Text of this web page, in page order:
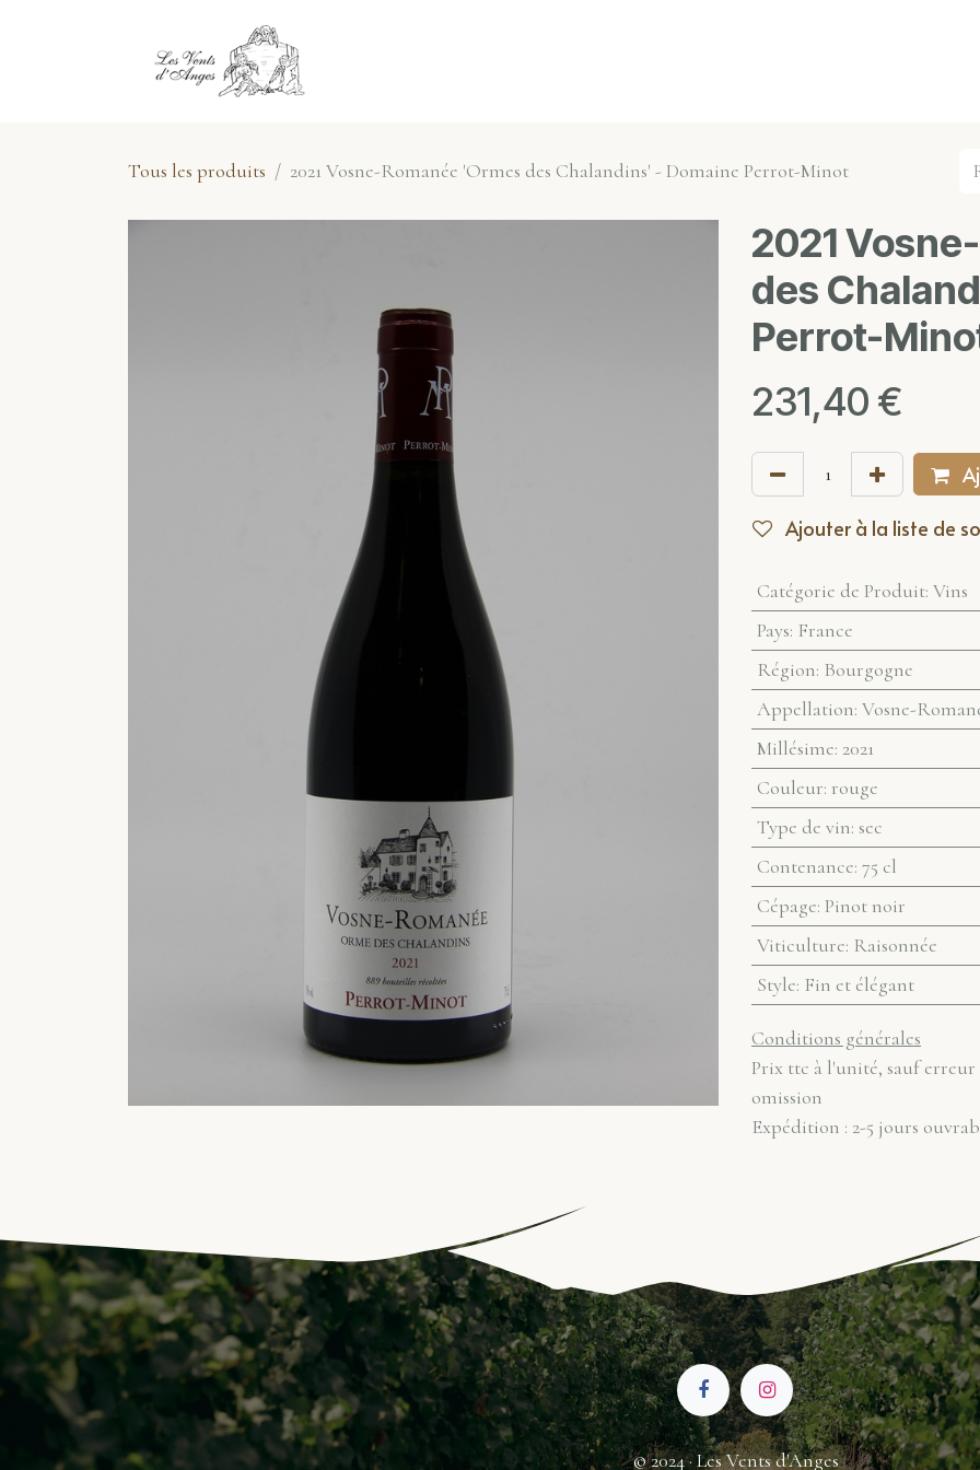
Tous les produits 2021 Vosne-Romanée 'Ormes des Chalandins' - Domaine Perrot-Minot
2021
des
Perrot-
231,40 €
Ajouter à la liste de
Catégorie de Produit: Vins
Pays: France
Région: Bourgogne
Appellation: Vosne-
Millésime: 2021
Couleur: rouge
Type de vin: sec
Contenance: 75 cl
Cépage: Pinot noir
Viticulture: Raisonnée
Style: Fin et élégant
Conditions générales
Prix ttc à l'unité, sauf erreur
omission
Expédition : 2-5 jours
© 2024 · Les Vents d'Anges